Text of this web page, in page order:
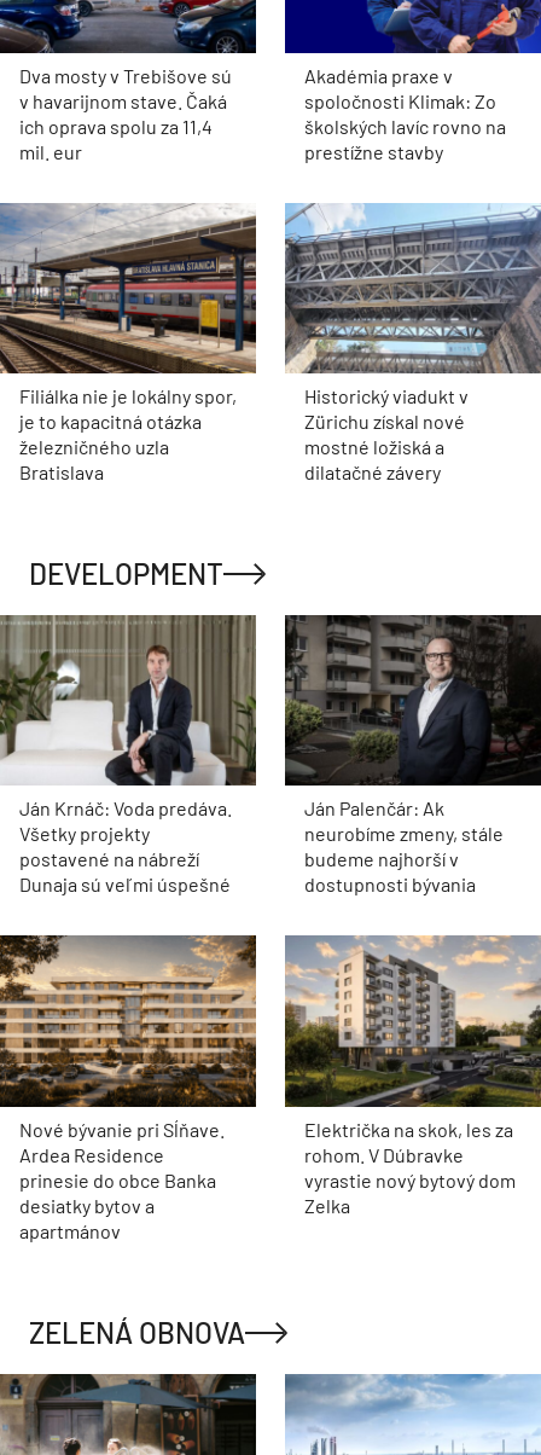
Dva mosty v Trebišove sú
v havarijnom stave. Čaká
ich oprava spolu za 11,4
mil. eur
Akadémia praxe v
spoločnosti Klimak: Zo
školských lavíc rovno na
prestížne stavby
Filiálka nie je lokálny spor,
je to kapacitná otázka
železničného uzla
Bratislava
Historický viadukt v
Zürichu získal nové
mostné ložiská a
dilatačné závery
DEVELOPMENT
Ján Krnáč: Voda predáva.
Všetky projekty
postavené na nábreží
Dunaja sú veľmi úspešné
Ján Palenčár: Ak
neurobíme zmeny, stále
budeme najhorší v
dostupnosti bývania
Nové bývanie pri Sĺňave.
Ardea Residence
prinesie do obce Banka
desiatky bytov a
apartmánov
Električka na skok, les za
rohom. V Dúbravke
vyrastie nový bytový dom
Zelka
ZELENÁ OBNOVA